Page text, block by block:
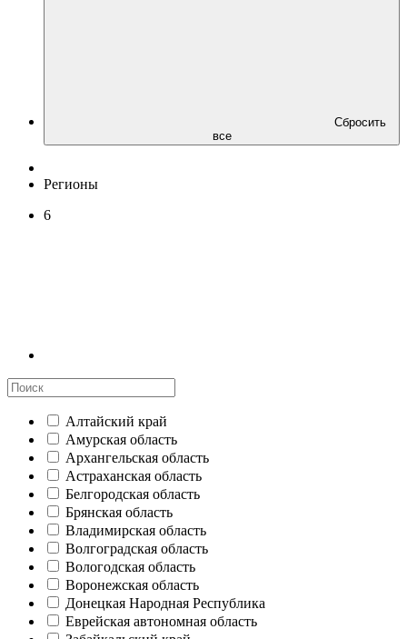
Сбросить
все
Регионы
6
Алтайский край
Амурская область
Архангельская область
Астраханская область
Белгородская область
Брянская область
Владимирская область
Волгоградская область
Вологодская область
Воронежская область
Донецкая Народная Республика
Еврейская автономная область